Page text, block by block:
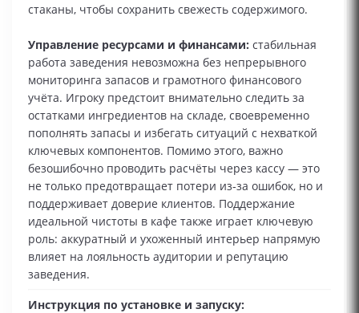
стаканы, чтобы сохранить свежесть содержимого.
Управление ресурсами и финансами: стабильная
работа заведения невозможна без непрерывного
мониторинга запасов и грамотного финансового
учёта. Игроку предстоит внимательно следить за
остатками ингредиентов на складе, своевременно
пополнять запасы и избегать ситуаций с нехваткой
ключевых компонентов. Помимо этого, важно
безошибочно проводить расчёты через кассу — это
не только предотвращает потери из‑за ошибок, но и
поддерживает доверие клиентов. Поддержание
идеальной чистоты в кафе также играет ключевую
роль: аккуратный и ухоженный интерьер напрямую
влияет на лояльность аудитории и репутацию
заведения.
Инструкция по установке и запуску: